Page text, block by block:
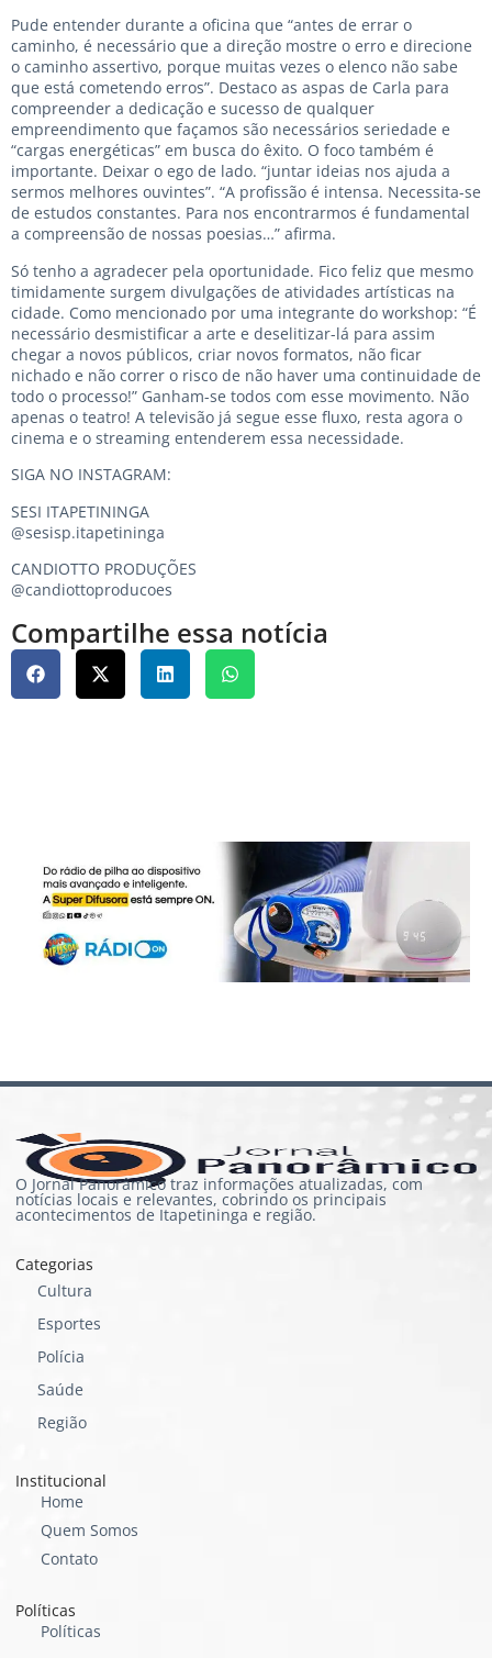
Pude entender durante a oficina que “antes de errar o
caminho, é necessário que a direção mostre o erro e direcione
o caminho assertivo, porque muitas vezes o elenco não sabe
que está cometendo erros”. Destaco as aspas de Carla para
compreender a dedicação e sucesso de qualquer
empreendimento que façamos são necessários seriedade e
“cargas energéticas” em busca do êxito. O foco também é
importante. Deixar o ego de lado. “juntar ideias nos ajuda a
sermos melhores ouvintes”. “A profissão é intensa. Necessita-se
de estudos constantes. Para nos encontrarmos é fundamental
a compreensão de nossas poesias…” afirma.
Só tenho a agradecer pela oportunidade. Fico feliz que mesmo
timidamente surgem divulgações de atividades artísticas na
cidade. Como mencionado por uma integrante do workshop: “É
necessário desmistificar a arte e deselitizar-lá para assim
chegar a novos públicos, criar novos formatos, não ficar
nichado e não correr o risco de não haver uma continuidade de
todo o processo!” Ganham-se todos com esse movimento. Não
apenas o teatro! A televisão já segue esse fluxo, resta agora o
cinema e o streaming entenderem essa necessidade.
SIGA NO INSTAGRAM:
SESI ITAPETININGA
@sesisp.itapetininga
CANDIOTTO PRODUÇÕES
@candiottoproducoes
Compartilhe essa notícia
O Jornal Panorâmico traz informações atualizadas, com
notícias locais e relevantes, cobrindo os principais
acontecimentos de Itapetininga e região.
Categorias
Cultura
Esportes
Polícia
Saúde
Região
Institucional
Home
Quem Somos
Contato
Políticas
Políticas